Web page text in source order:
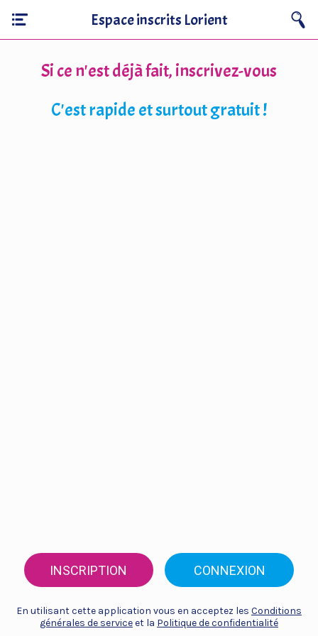
Espace inscrits Lorient
Si ce n'est déjà fait, inscrivez-vous
C'est rapide et surtout gratuit !
INSCRIPTION CONNEXION
En utilisant cette application vous en acceptez les Conditions
générales de serviceet la Politique de confidentialité